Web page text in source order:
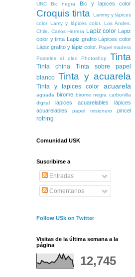
UNC
Bic negra Bic y lapices color
Croquis tinta
Lammy y lápices
color
Lamy y lápices color. Los Andes.
Chile. Carlos Herrera Lapiz color
Lapiz
color y tinta
Lapiz grafito
Lápices color
Lápiz grafito y lápiz color. Papel madera
Pasteles al oleo
Photoshop Tinta
Tinta china
Tinta sobre papel
blanco Tinta y acuarela
Tinta y lapices color acuarela
aguada birome birome negra carbonilla
digital
lapices acuarelables
lápices
acuarelables
papel misionero pincel
rotring
Comunidad USK
Suscribirse a
Entradas
Comentarios
Follow USk on Twitter
Visitas de la última semana a la
página
12,745